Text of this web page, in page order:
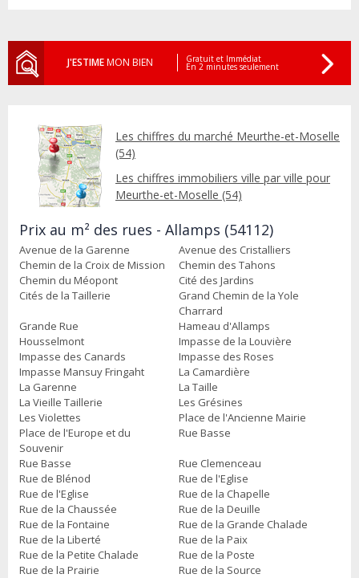
J'ESTIMEMON BIEN Gratuit et Immédiat
En 2 minutes seulement
Les chiffres du marché Meurthe-et-Moselle
(54)
Les chiffres immobiliers ville par ville pour
Meurthe-et-Moselle (54)
Prix au m² des rues - Allamps (54112)
Avenue de la Garenne
Avenue des Cristalliers
Chemin de la Croix de Mission
Chemin des Tahons
Chemin du Méopont
Cité des Jardins
Cités de la Taillerie
Grand Chemin de la Yole
Charrard
Grande Rue
Hameau d'Allamps
Housselmont
Impasse de la Louvière
Impasse des Canards
Impasse des Roses
Impasse Mansuy Fringaht
La Camardière
La Garenne
La Taille
La Vieille Taillerie
Les Grésines
Les Violettes
Place de l'Ancienne Mairie
Place de l'Europe et du
Souvenir
Rue Basse
Rue Basse
Rue Clemenceau
Rue de Blénod
Rue de l'Eglise
Rue de l'Eglise
Rue de la Chapelle
Rue de la Chaussée
Rue de la Deuille
Rue de la Fontaine
Rue de la Grande Chalade
Rue de la Liberté
Rue de la Paix
Rue de la Petite Chalade
Rue de la Poste
Rue de la Prairie
Rue de la Source